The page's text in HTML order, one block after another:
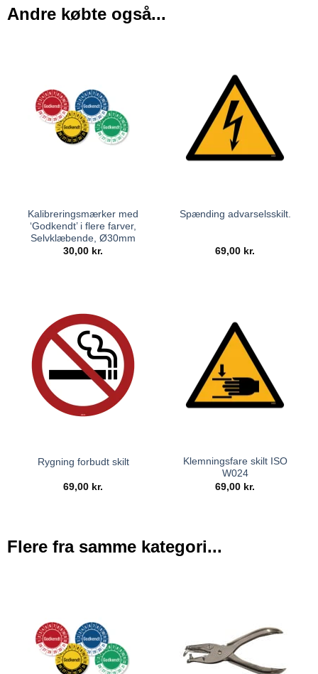
Andre købte også...
Kalibreringsmærker med
‘Godkendt’ i flere farver,
Selvklæbende, Ø30mm
30,00 kr.
Spænding advarselsskilt.
69,00 kr.
Rygning forbudt skilt
69,00 kr.
Klemningsfare skilt ISO
W024
69,00 kr.
Flere fra samme kategori...